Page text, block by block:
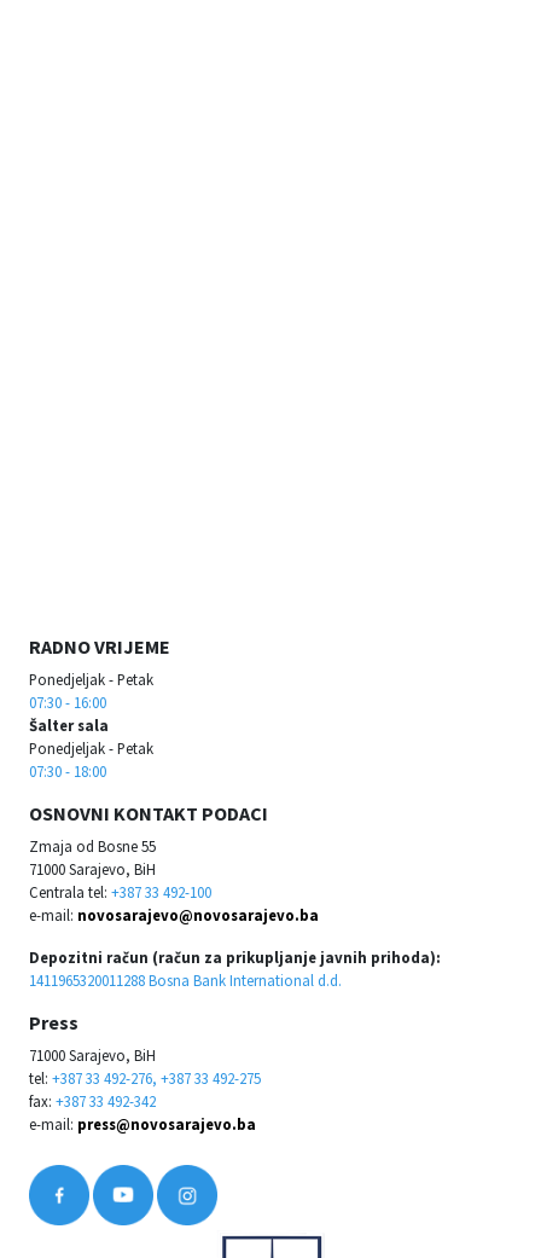
RADNO VRIJEME
Ponedjeljak - Petak
07:30 - 16:00
Šalter sala
Ponedjeljak - Petak
07:30 - 18:00
OSNOVNI KONTAKT PODACI
Zmaja od Bosne 55
71000 Sarajevo, BiH
Centrala tel: +387 33 492-100
e-mail: novosarajevo@novosarajevo.ba
Depozitni račun (račun za prikupljanje javnih prihoda):
1411965320011288 Bosna Bank International d.d.
Press
71000 Sarajevo, BiH
tel: +387 33 492-276, +387 33 492-275
fax: +387 33 492-342
e-mail: press@novosarajevo.ba